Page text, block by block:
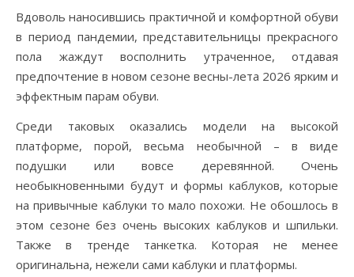
Вдоволь наносившись практичной и комфортной обуви
в период пандемии, представительницы прекрасного
пола жаждут восполнить утраченное, отдавая
предпочтение в новом сезоне весны-лета 2026 ярким и
эффектным парам обуви.
Среди таковых оказались модели на высокой
платформе, порой, весьма необычной – в виде
подушки или вовсе деревянной. Очень
необыкновенными будут и формы каблуков, которые
на привычные каблуки то мало похожи. Не обошлось в
этом сезоне без очень высоких каблуков и шпильки.
Также в тренде танкетка. Которая не менее
оригинальна, нежели сами каблуки и платформы.